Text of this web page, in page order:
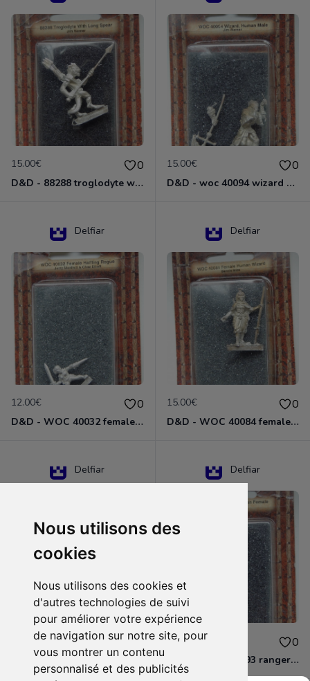
Nous utilisons des
cookies
Nous utilisons des cookies et
d'autres technologies de suivi
pour améliorer votre expérience
de navigation sur notre site, pour
vous montrer un contenu
personnalisé et des publicités
15.00€ 0
D&D - 88288 troglodyte with long Miniature - Donjons Dragons
15.00€ 0
D&D - woc 40094 wizard human male Miniature - Donjons Dragons
Delfiar
12.00€ 0
D&D - WOC 40032 female halfling rogue Miniature - Donjons Dragons
Delfiar
15.00€ 0
D&D - WOC 40084 female human wizard Miniature - Donjons Dragons
Delfiar
15.00€ 0
D&D - 88286 paladin human male Miniature - Donjons Dragons
Delfiar
12.00€ 0
D&D - WOC 40093 ranger human female Miniature - Donjons Dragons